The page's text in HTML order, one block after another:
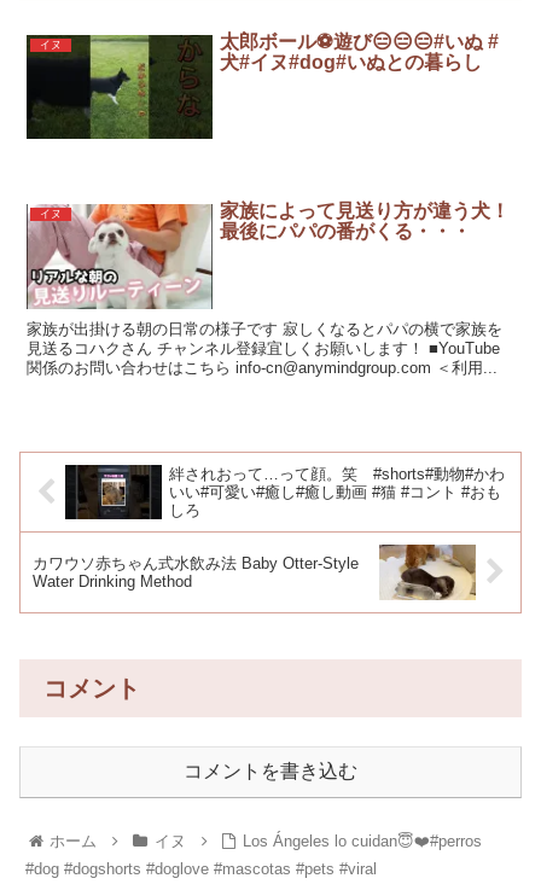
イヌ
太郎ボール⚽️遊び😑😑😑#いぬ #
犬#イヌ#dog#いぬとの暮らし
イヌ
家族によって見送り方が違う犬！
最後にパパの番がくる・・・
家族が出掛ける朝の日常の様子です 寂しくなるとパパの横で家族を
見送るコハクさん チャンネル登録宜しくお願いします！ ■YouTube
関係のお問い合わせはこちら info-cn@anymindgroup.com ＜利用...
絆されおって…って顔。笑 #shorts#動物#かわ
いい#可愛い#癒し#癒し動画 #猫 #コント #おも
しろ
カワウソ赤ちゃん式水飲み法 Baby Otter-Style
Water Drinking Method
コメント
コメントを書き込む
ホーム イヌ
Los Ángeles lo cuidan😇❤️#perros
#dog #dogshorts #doglove #mascotas #pets #viral